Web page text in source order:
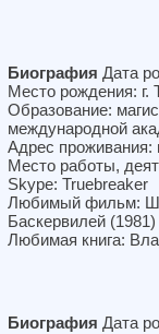
Биография Дата
Место рождения: г.
Образование:
международной
Адрес проживания:
Место работы,
Skype: Truebreaker
Любимый фильм:
Баскервилей (1981)
Любимая книга:
Биография Дата